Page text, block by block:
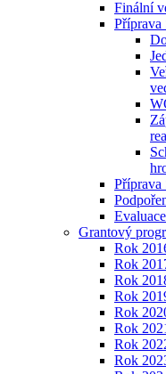
Finální
Evaluace
Grantový
Rok
Rok
Rok
Rok
Rok
Rok
Rok
Rok